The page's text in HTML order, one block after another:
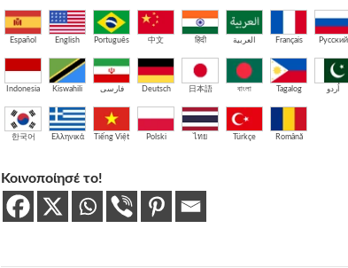
Español English Português 中文 हिंदी العربية Français Русский
Indonesia Kiswahili فارسی Deutsch 日本語 বাংলা Tagalog اُردو
한국어 Ελληνικά Tiếng Việt Polski ไทย Türkçe Română
Κοινοποίησέ το!